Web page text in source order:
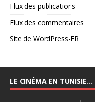
Flux des publications
Flux des commentaires
Site de WordPress-FR
LE CINÉMA EN TUNISIE…